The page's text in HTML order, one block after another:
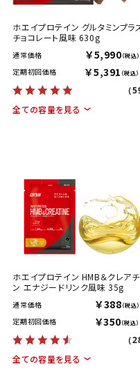
ホエイプロテイン グルタミンプラ
チョコレート風味 630g
通常価格 ￥5,990（税込）
定期初回価格 ￥5,391 （税込）
（
全ての容量を見る
ホエイプロテイン HMB＆クレアチ
ン エナジードリンク風味 35g
通常価格 ￥388（税込）
定期初回価格 ￥350（税込）
（
全ての容量を見る